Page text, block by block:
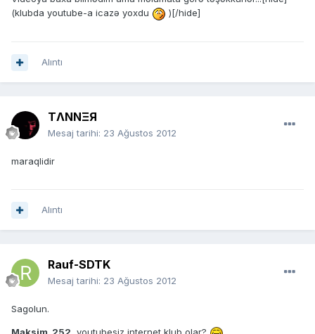
(klubda youtube-a icazə yoxdu
)[/hide]
Alıntı
TΛNNΞЯ
Mesaj tarihi: 23 Ağustos 2012
maraqlidir
Alıntı
Rauf-SDTK
Mesaj tarihi: 23 Ağustos 2012
Sagolun.